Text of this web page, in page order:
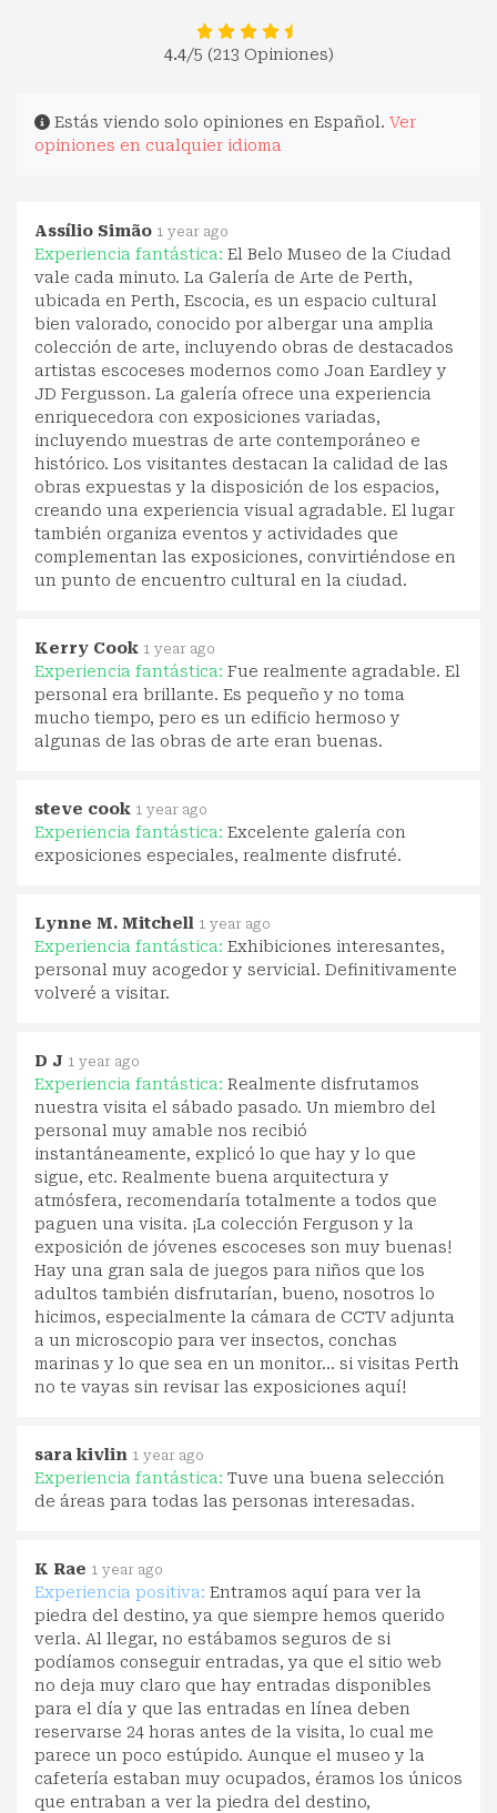
4.4/5 (213 Opiniones)
Estás viendo solo opiniones en Español. Ver
opiniones en cualquier idioma
Assílio Simão 1 year ago
Experiencia fantástica: El Belo Museo de la Ciudad
vale cada minuto. La Galería de Arte de Perth,
ubicada en Perth, Escocia, es un espacio cultural
bien valorado, conocido por albergar una amplia
colección de arte, incluyendo obras de destacados
artistas escoceses modernos como Joan Eardley y
JD Fergusson. La galería ofrece una experiencia
enriquecedora con exposiciones variadas,
incluyendo muestras de arte contemporáneo e
histórico. Los visitantes destacan la calidad de las
obras expuestas y la disposición de los espacios,
creando una experiencia visual agradable. El lugar
también organiza eventos y actividades que
complementan las exposiciones, convirtiéndose en
un punto de encuentro cultural en la ciudad.
Kerry Cook 1 year ago
Experiencia fantástica: Fue realmente agradable. El
personal era brillante. Es pequeño y no toma
mucho tiempo, pero es un edificio hermoso y
algunas de las obras de arte eran buenas.
steve cook 1 year ago
Experiencia fantástica: Excelente galería con
exposiciones especiales, realmente disfruté.
Lynne M. Mitchell 1 year ago
Experiencia fantástica: Exhibiciones interesantes,
personal muy acogedor y servicial. Definitivamente
volveré a visitar.
D J 1 year ago
Experiencia fantástica: Realmente disfrutamos
nuestra visita el sábado pasado. Un miembro del
personal muy amable nos recibió
instantáneamente, explicó lo que hay y lo que
sigue, etc. Realmente buena arquitectura y
atmósfera, recomendaría totalmente a todos que
paguen una visita. ¡La colección Ferguson y la
exposición de jóvenes escoceses son muy buenas!
Hay una gran sala de juegos para niños que los
adultos también disfrutarían, bueno, nosotros lo
hicimos, especialmente la cámara de CCTV adjunta
a un microscopio para ver insectos, conchas
marinas y lo que sea en un monitor... si visitas Perth
no te vayas sin revisar las exposiciones aquí!
sara kivlin 1 year ago
Experiencia fantástica: Tuve una buena selección
de áreas para todas las personas interesadas.
K Rae 1 year ago
Experiencia positiva: Entramos aquí para ver la
piedra del destino, ya que siempre hemos querido
verla. Al llegar, no estábamos seguros de si
podíamos conseguir entradas, ya que el sitio web
no deja muy claro que hay entradas disponibles
para el día y que las entradas en línea deben
reservarse 24 horas antes de la visita, lo cual me
parece un poco estúpido. Aunque el museo y la
cafetería estaban muy ocupados, éramos los únicos
que entraban a ver la piedra del destino,